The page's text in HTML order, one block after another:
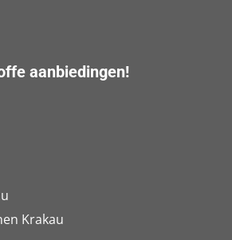
aanbiedingen!
Krakau